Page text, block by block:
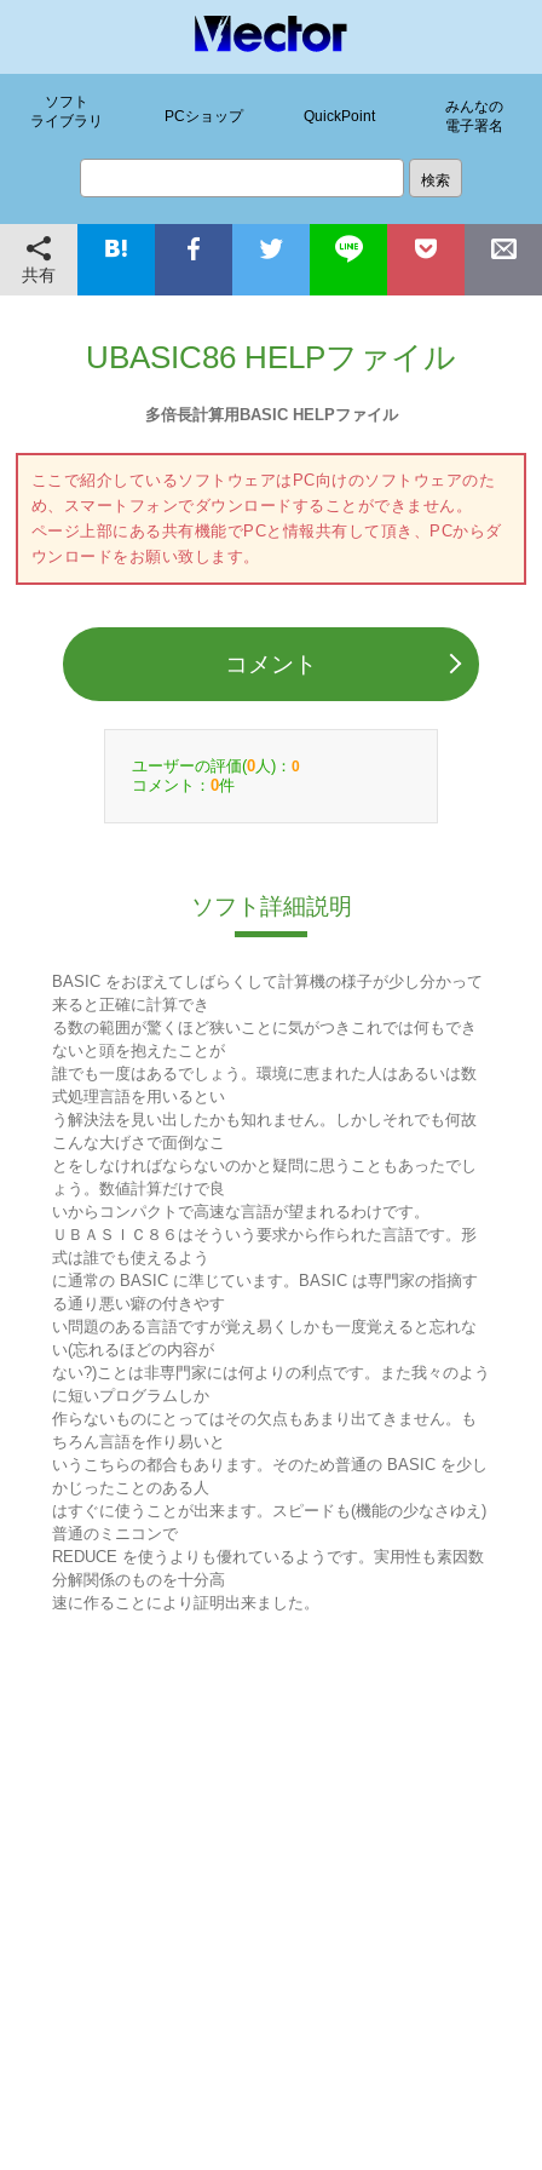
ソフト
ライブラリ
PCショップ QuickPoint
みんなの
電子署名
共有
UBASIC86 HELPファイル
多倍長計算用BASIC HELPファイル
ここで紹介しているソフトウェアはPC向けのソフトウェアのた
め、スマートフォンでダウンロードすることができません。
ページ上部にある共有機能でPCと情報共有して頂き、PCからダ
ウンロードをお願い致します。
コメント
ユーザーの評価(0 人)： 0
コメント： 0件
ソフト詳細説明
BASIC をおぼえてしばらくして計算機の様子が少し分かって
来ると正確に計算でき
る数の範囲が驚くほど狭いことに気がつきこれでは何もでき
ないと頭を抱えたことが
誰でも一度はあるでしょう。環境に恵まれた人はあるいは数
式処理言語を用いるとい
う解決法を見い出したかも知れません。しかしそれでも何故
こんな大げさで面倒なこ
とをしなければならないのかと疑問に思うこともあったでし
ょう。数値計算だけで良
いからコンパクトで高速な言語が望まれるわけです。
ＵＢＡＳＩＣ８６はそういう要求から作られた言語です。形
式は誰でも使えるよう
に通常の BASIC に準じています。BASIC は専門家の指摘す
る通り悪い癖の付きやす
い問題のある言語ですが覚え易くしかも一度覚えると忘れな
い(忘れるほどの内容が
ない?)ことは非専門家には何よりの利点です。また我々のよう
に短いプログラムしか
作らないものにとってはその欠点もあまり出てきません。も
ちろん言語を作り易いと
いうこちらの都合もあります。そのため普通の BASIC を少し
かじったことのある人
はすぐに使うことが出来ます。スピードも(機能の少なさゆえ)
普通のミニコンで
REDUCE を使うよりも優れているようです。実用性も素因数
分解関係のものを十分高
速に作ることにより証明出来ました。